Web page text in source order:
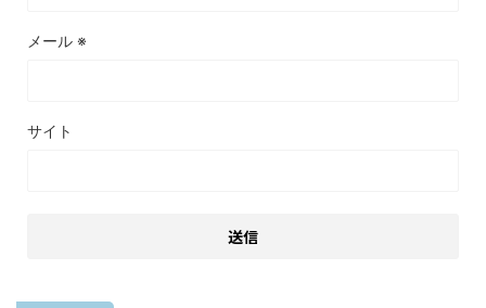
メール ※
サイト